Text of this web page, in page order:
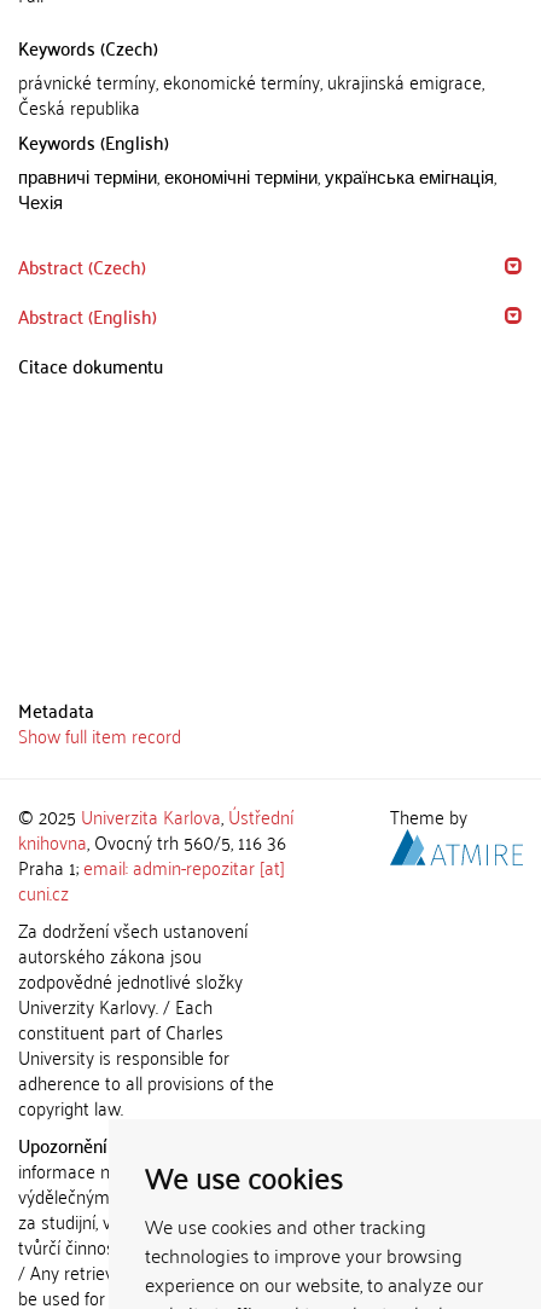
We use cookies
We use cookies and other tracking
technologies to improve your browsing
experience on our website, to analyze our
Keywords (Czech)
právnické termíny, ekonomické termíny, ukrajinská emigrace,
Česká republika
Keywords (English)
правничі терміни, економічні терміни, українська емігнація,
Чехія
Abstract (Czech)
Abstract (English)
Citace dokumentu
Metadata
Show full item record
© 2025 Univerzita Karlova,Ústřední
knihovna, Ovocný trh 560/5, 116 36
Praha 1;email: admin-repozitar [at]
cuni.cz
Za dodržení všech ustanovení
autorského zákona jsou
zodpovědné jednotlivé složky
Univerzity Karlovy. / Each
constituent part of Charles
University is responsible for
adherence to all provisions of the
copyright law.
Upozornění / Notice:
informace nemohou být použity k
výdělečným účelům nebo vydávány
za studijní, vědeckou nebo jinou
tvůrčí činnost jiné osoby než autora.
/ Any retrieved information shall not
be used for any commercial
Theme by